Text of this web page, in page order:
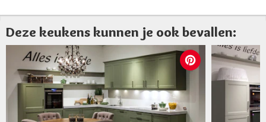
Deze keukens kunnen je ook bevallen: